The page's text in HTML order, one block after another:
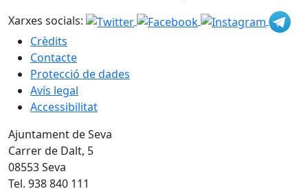
Xarxes socials:
Crèdits
Contacte
Protecció de dades
Avís legal
Accessibilitat
Ajuntament de Seva
Carrer de Dalt, 5
08553 Seva
Tel. 938 840 111